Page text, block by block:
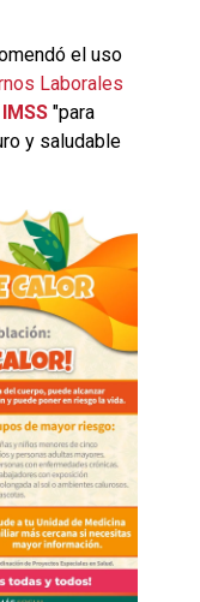
el uso
Laborales
IMSS"para
y saludable